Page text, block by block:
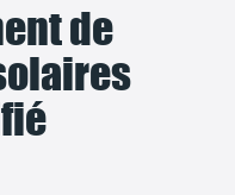
de